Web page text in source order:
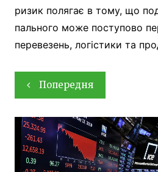
ризик полягає в тому, що
пального може поступово
перевезень, логістики та
Навігація
записів
Попередня